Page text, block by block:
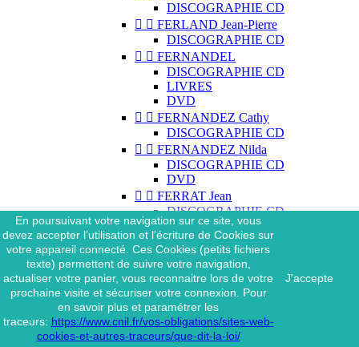
DISCOGRAPHIE CD
  FERLAND Jean-Pierre
DISCOGRAPHIE CD
  FERNANDEL
DISCOGRAPHIE CD
LIVRES
DVD
  FERNANDEZ Cathy
DISCOGRAPHIE CD
  FERNANDEZ Nilda
DISCOGRAPHIE CD
DVD
  FERRAT Jean
DISCOGRAPHIE CD
DISCOGRAPHIE 45 TOURS
DISCOGRAPHIE 33 TOURS
DVD
MAGAZINE
  FERRAT Jean & SES
INTERPRÈTES
DISCOGRAPHIE CD
  FERRÉ Léo
En poursuivant votre navigation sur ce site, vous
devez accepter l’utilisation et l'écriture de Cookies sur
votre appareil connecté. Ces Cookies (petits fichiers
texte) permettent de suivre votre navigation,
actualiser votre panier, vous reconnaitre lors de votre
prochaine visite et sécuriser votre connexion. Pour
en savoir plus et paramétrer les
traceurs: https://www.cnil.fr/vos-obligations/sites-web-
cookies-et-autres-traceurs/que-dit-la-loi/
J'accepte